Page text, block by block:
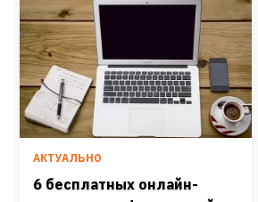
АКТУАЛЬНО
6 бесплатных онлайн-